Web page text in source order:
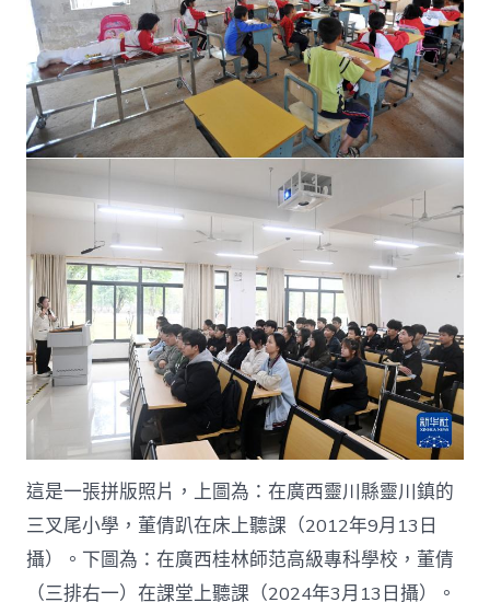
床
上
聽
課
女
圓
年
夜
學
夢
_
中
國
網〉
中
這是一張拼版照片，上圖為：在廣西靈川縣靈川鎮的
三叉尾小學，董倩趴在床上聽課（2012年9月13日
攝）。下圖為：在廣西桂林師范高級專科學校，董倩
（三排右一）在課堂上聽課（2024年3月13日攝）。